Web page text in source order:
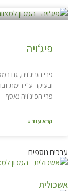
פיג‘ויה
פרי הפיג'ויה, גם
ובעיקר ע"י רימת
פרי הפיג'ויה נאסף
קרא עוד »
ערכים נוספים
אשכולית